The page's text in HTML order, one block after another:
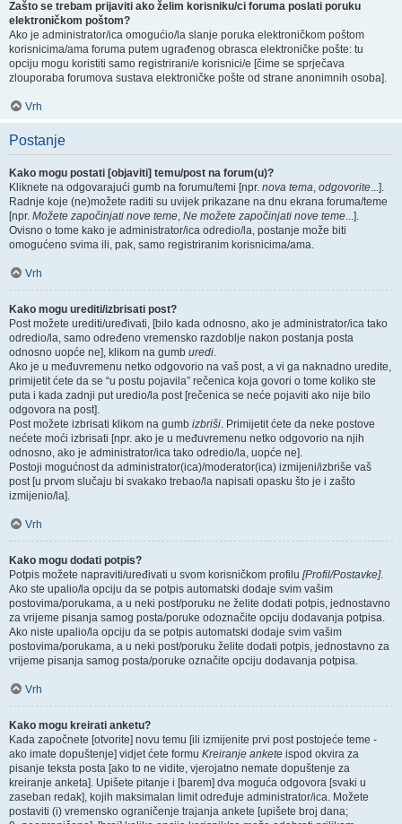
Zašto se trebam prijaviti ako želim korisniku/ci foruma poslati poruku
elektroničkom poštom?
Ako je administrator/ica omogućio/la slanje poruka elektroničkom poštom
korisnicima/ama foruma putem ugrađenog obrasca elektroničke pošte: tu
opciju mogu koristiti samo registrirani/e korisnici/e [čime se sprječava
zlouporaba forumova sustava elektroničke pošte od strane anonimnih osoba].
Vrh
Postanje
Kako mogu postati [objaviti] temu/post na forum(u)?
Kliknete na odgovarajući gumb na forumu/temi [npr. nova tema, odgovorite...].
Radnje koje (ne)možete raditi su uvijek prikazane na dnu ekrana foruma/teme
[npr. Možete započinjati nove teme, Ne možete započinjati nove teme...].
Ovisno o tome kako je administrator/ica odredio/la, postanje može biti
omogućeno svima ili, pak, samo registriranim korisnicima/ama.
Vrh
Kako mogu urediti/izbrisati post?
Post možete urediti/uređivati, [bilo kada odnosno, ako je administrator/ica tako
odredio/la, samo određeno vremensko razdoblje nakon postanja posta
odnosno uopće ne], klikom na gumb uredi.
Ako je u međuvremenu netko odgovorio na vaš post, a vi ga naknadno uredite,
primijetit ćete da se “u postu pojavila” rečenica koja govori o tome koliko ste
puta i kada zadnji put uredio/la post [rečenica se neće pojaviti ako nije bilo
odgovora na post].
Post možete izbrisati klikom na gumb izbriši. Primijetit ćete da neke postove
nećete moći izbrisati [npr. ako je u međuvremenu netko odgovorio na njih
odnosno, ako je administrator/ica tako odredio/la, uopće ne].
Postoji mogućnost da administrator(ica)/moderator(ica) izmijeni/izbriše vaš
post [u prvom slučaju bi svakako trebao/la napisati opasku što je i zašto
izmijenio/la].
Vrh
Kako mogu dodati potpis?
Potpis možete napraviti/uređivati u svom korisničkom profilu [Profil/Postavke].
Ako ste upalio/la opciju da se potpis automatski dodaje svim vašim
postovima/porukama, a u neki post/poruku ne želite dodati potpis, jednostavno
za vrijeme pisanja samog posta/poruke odoznačite opciju dodavanja potpisa.
Ako niste upalio/la opciju da se potpis automatski dodaje svim vašim
postovima/porukama, a u neki post/poruku želite dodati potpis, jednostavno za
vrijeme pisanja samog posta/poruke označite opciju dodavanja potpisa.
Vrh
Kako mogu kreirati anketu?
Kada započnete [otvorite] novu temu [ili izmijenite prvi post postojeće teme -
ako imate dopuštenje] vidjet ćete formu Kreiranje ankete ispod okvira za
pisanje teksta posta [ako to ne vidite, vjerojatno nemate dopuštenje za
kreiranje anketa]. Upišete pitanje i [barem] dva moguća odgovora [svaki u
zaseban redak], kojih maksimalan limit određuje administrator/ica. Možete
postaviti (i) vremensko ograničenje trajanja ankete [upišete broj dana;